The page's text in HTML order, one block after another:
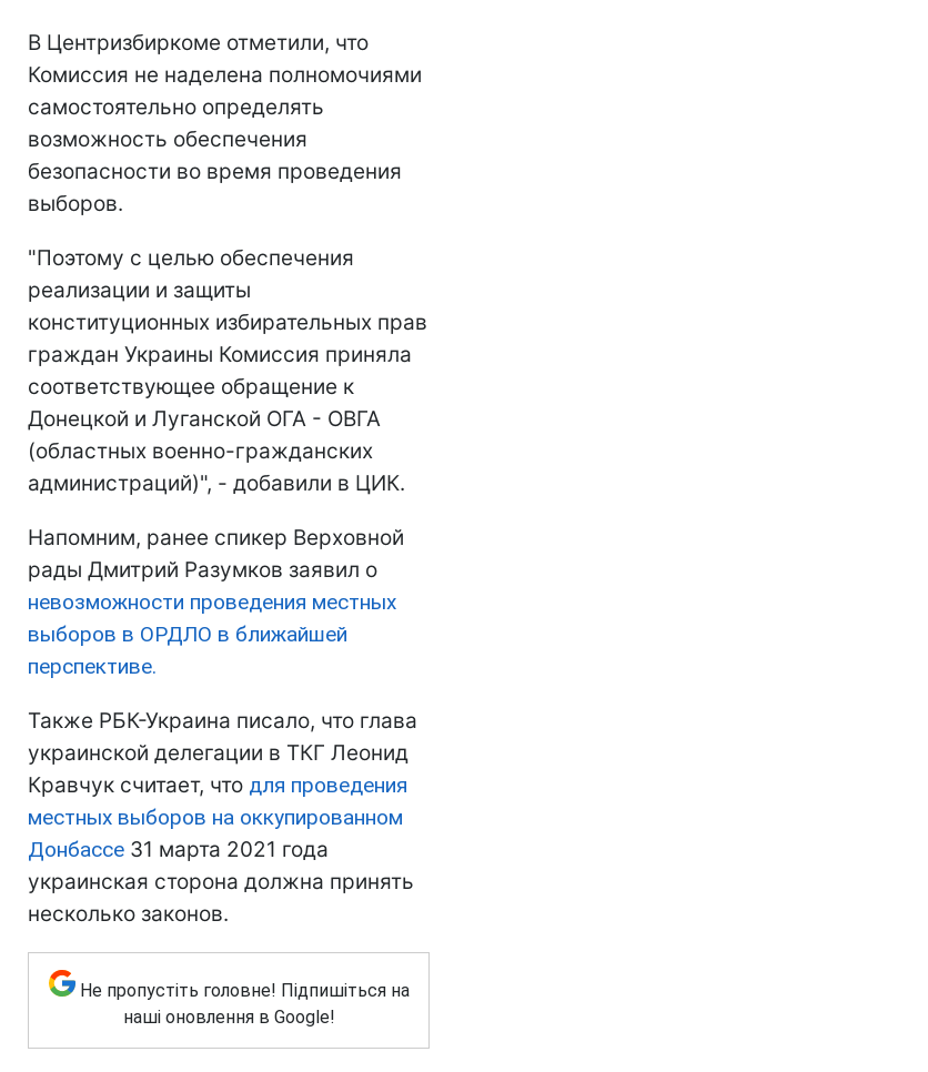
В Центризбиркоме отметили, что
Комиссия не наделена полномочиями
самостоятельно определять
возможность обеспечения
безопасности во время проведения
выборов.
"Поэтому с целью обеспечения
реализации и защиты
конституционных избирательных прав
граждан Украины Комиссия приняла
соответствующее обращение к
Донецкой и Луганской ОГА - ОВГА
(областных военно-гражданских
администраций)", - добавили в ЦИК.
Напомним, ранее спикер Верховной
рады Дмитрий Разумков заявил о
невозможности проведения местных
выборов в ОРДЛО в ближайшей
перспективе.
Также РБК-Украина писало, что глава
украинской делегации в ТКГ Леонид
Кравчук считает, что для проведения
местных выборов на оккупированном
Донбассе 31 марта 2021 года
украинская сторона должна принять
несколько законов.
Не пропустіть головне! Підпишіться на
наші оновлення в Google!